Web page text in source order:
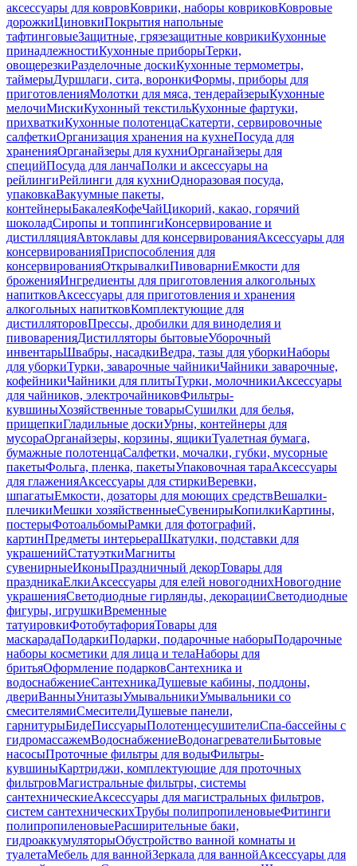
аксессуары для ковровКоврики, наборы ковриковКовровые
дорожкиЦиновкиПокрытия напольные
тафтинговыеЗащитные, грязезащитные коврикиКухонные
принадлежностиКухонные приборыТерки,
овощерезкиРазделочные доскиКухонные термометры,
таймерыДуршлаги, сита, воронкиФормы, приборы для
приготовленияМолотки для мяса, тендерайзерыКухонные
мелочиМискиКухонный текстильКухонные фартуки,
прихваткиКухонные полотенцаСкатерти, сервировочные
салфеткиОрганизация хранения на кухнеПосуда для
храненияОрганайзеры для кухниОрганайзеры для
специйПосуда для ланчаПолки и аксессуары на
рейлингиРейлинги для кухниОдноразовая посуда,
упаковкаВакуумные пакеты,
контейнерыБакалеяКофеЧайЦикорий, какао, горячий
шоколадСиропы и топпингиКонсервирование и
дистилляцияАвтоклавы для консервированияАксессуары для
консервированияПриспособления для
консервированияОткрывалкиПивоварниЕмкости для
броженияИнгредиенты для приготовления алкогольных
напитковАксессуары для приготовления и хранения
алкогольных напитковКомплектующие для
дистилляторовПрессы, дробилки для виноделия и
пивоваренияДистилляторы бытовыеУборочный
инвентарьШвабры, насадкиВедра, тазы для уборкиНаборы
для уборкиТурки, заварочные чайникиЧайники заварочные,
кофейникиЧайники для плитыТурки, молочникиАксессуары
для чайников, электрочайниковФильтры-
кувшиныХозяйственные товарыСушилки для белья,
прищепкиГладильные доскиУрны, контейнеры для
мусораОрганайзеры, корзины, ящикиТуалетная бумага,
бумажные полотенцаСалфетки, мочалки, губки, мусорные
пакетыФольга, пленка, пакетыУпаковочная тараАксессуары
для глаженияАксессуары для стиркиВеревки,
шпагатыЕмкости, дозаторы для моющих средствВешалки-
плечикиМешки хозяйственныеСувенирыКопилкиКартины,
постерыФотоальбомыРамки для фотографий,
картинПредметы интерьераШкатулки, подставки для
украшенийСтатуэткиМагниты
сувенирныеИконыПраздничный декорТовары для
праздникаЕлкиАксессуары для елей новогоднихНовогодние
украшенияСветодиодные гирлянды, декорацииСветодиодные
фигуры, игрушкиВременные
татуировкиФотобутафорияТовары для
маскарадаПодаркиПодарки, подарочные наборыПодарочные
наборы косметики для лица и телаНаборы для
бритьяОформление подарковСантехника и
водоснабжениеСантехникаДушевые кабины, поддоны,
двериВанныУнитазыУмывальникиУмывальники со
смесителямиСмесителиДушевые панели,
гарнитурыБидеПиссуарыПолотенцесушителиСпа-бассейны с
гидромассажемВодоснабжениеВодонагревателиБытовые
насосыПроточные фильтры для водыФильтры-
кувшиныКартриджи, комплектующие для проточных
фильтровМагистральные фильтры, системы
сантехническиеАксессуары для магистральных фильтров,
систем сантехническихТрубы полипропиленовыеФитинги
полипропиленовыеРасширительные баки,
гидроаккумуляторыОбустройство ванной комнаты и
туалетаМебель для ваннойЗеркала для ваннойАксессуары для